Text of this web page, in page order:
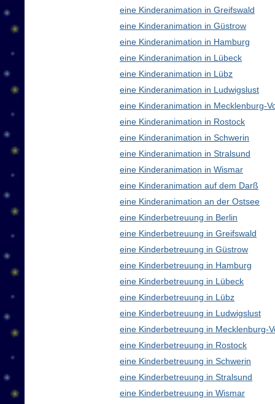
eine Kinderanimation in Greifswald
eine Kinderanimation in Güstrow
eine Kinderanimation in Hamburg
eine Kinderanimation in Lübeck
eine Kinderanimation in Lübz
eine Kinderanimation in Ludwigslust
eine Kinderanimation in Mecklenburg-
eine Kinderanimation in Rostock
eine Kinderanimation in Schwerin
eine Kinderanimation in Stralsund
eine Kinderanimation in Wismar
eine Kinderanimation auf dem Darß
eine Kinderanimation an der Ostsee
eine Kinderbetreuung in Berlin
eine Kinderbetreuung in Greifswald
eine Kinderbetreuung in Güstrow
eine Kinderbetreuung in Hamburg
eine Kinderbetreuung in Lübeck
eine Kinderbetreuung in Lübz
eine Kinderbetreuung in Ludwigslust
eine Kinderbetreuung in Mecklenburg-
eine Kinderbetreuung in Rostock
eine Kinderbetreuung in Schwerin
eine Kinderbetreuung in Stralsund
eine Kinderbetreuung in Wismar